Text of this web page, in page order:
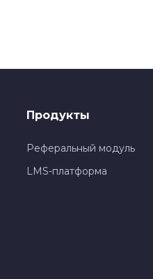
Продукты
Реферальный модуль
LMS-платформа